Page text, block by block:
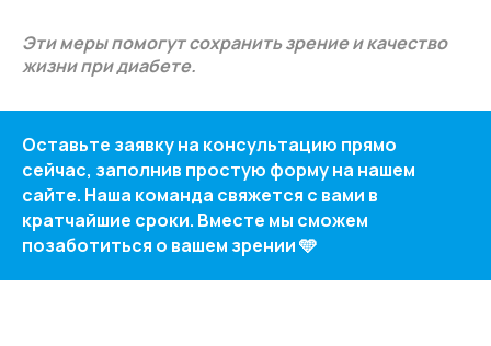
Эти меры помогут сохранить зрение и качество
жизни при диабете.
Оставьте заявку на консультацию прямо
сейчас, заполнив простую форму на нашем
сайте. Наша команда свяжется с вами в
кратчайшие сроки. Вместе мы сможем
позаботиться о вашем зрении 🩵